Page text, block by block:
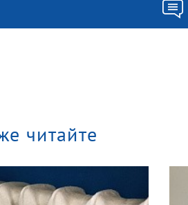
читайте